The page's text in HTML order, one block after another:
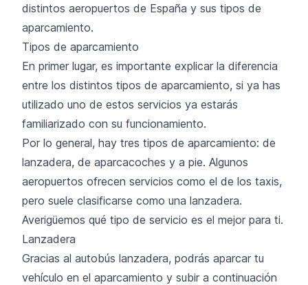
distintos aeropuertos de España y sus tipos de
aparcamiento.
Tipos de aparcamiento
En primer lugar, es importante explicar la diferencia
entre los distintos tipos de aparcamiento, si ya has
utilizado uno de estos servicios ya estarás
familiarizado con su funcionamiento.
Por lo general, hay tres tipos de aparcamiento: de
lanzadera, de aparcacoches y a pie. Algunos
aeropuertos ofrecen servicios como el de los taxis,
pero suele clasificarse como una lanzadera.
Averigüemos qué tipo de servicio es el mejor para ti.
Lanzadera
Gracias al autobús lanzadera, podrás aparcar tu
vehículo en el aparcamiento y subir a continuación